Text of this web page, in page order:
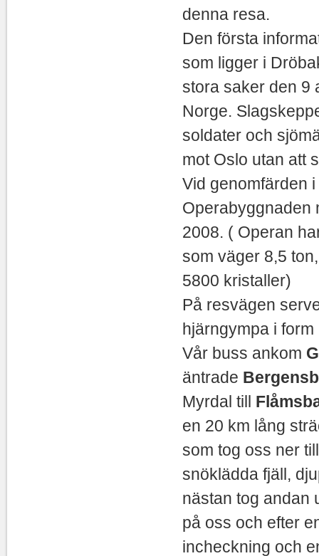
denna resa.
Den första
som ligger i
stora saker den 9
Norge.
soldater och
mot Oslo utan att
Vid genomfärden
Operabyggnaden
2008. ( Operan
som väger 8,5
5800 kristaller)
På resvägen
hjärngympa i
Vår buss ankom
äntrade
Myrdal till
en 20 km lång
som tog oss ner
snöklädda fjäll,
nästan tog andan
på oss och efter
incheckning och